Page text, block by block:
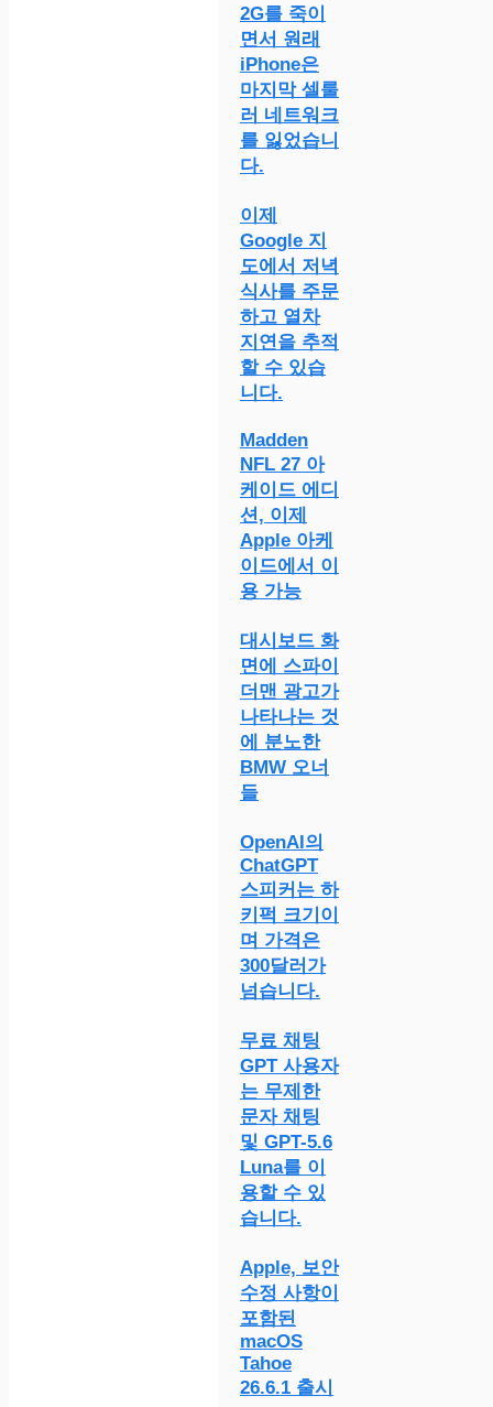
2G를 죽이
면서 원래
iPhone은
마지막 셀룰
러 네트워크
를 잃었습니
다.
이제
Google 지
도에서 저녁
식사를 주문
하고 열차
지연을 추적
할 수 있습
니다.
Madden
NFL 27 아
케이드 에디
션, 이제
Apple 아케
이드에서 이
용 가능
대시보드 화
면에 스파이
더맨 광고가
나타나는 것
에 분노한
BMW 오너
들
OpenAI의
ChatGPT
스피커는 하
키퍽 크기이
며 가격은
300달러가
넘습니다.
무료 채팅
GPT 사용자
는 무제한
문자 채팅
및 GPT-5.6
Luna를 이
용할 수 있
습니다.
Apple, 보안
수정 사항이
포함된
macOS
Tahoe
26.6.1 출시